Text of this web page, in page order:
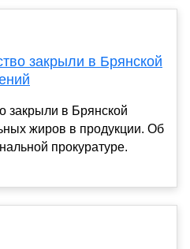
закрыли в Брянской
закрыли в Брянской
жиров в продукции. Об
прокуратуре.